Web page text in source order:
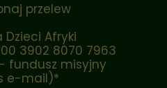
przelew
Dzieci Afryki
3902 8070 7963
fundusz misyjny
e-mail)*